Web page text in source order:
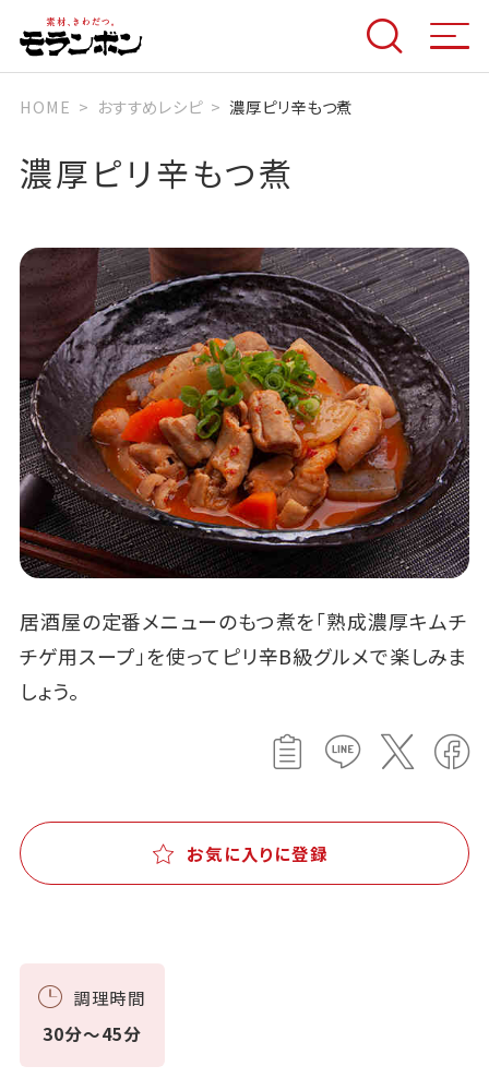
HOME おすすめレシピ 濃厚ピリ辛もつ煮
濃厚ピリ辛もつ煮
居酒屋の定番メニューのもつ煮を「熟成濃厚キムチ
チゲ用スープ」を使ってピリ辛B級グルメで楽しみま
しょう。
お気に入りに登録
調理時間
30分～45分